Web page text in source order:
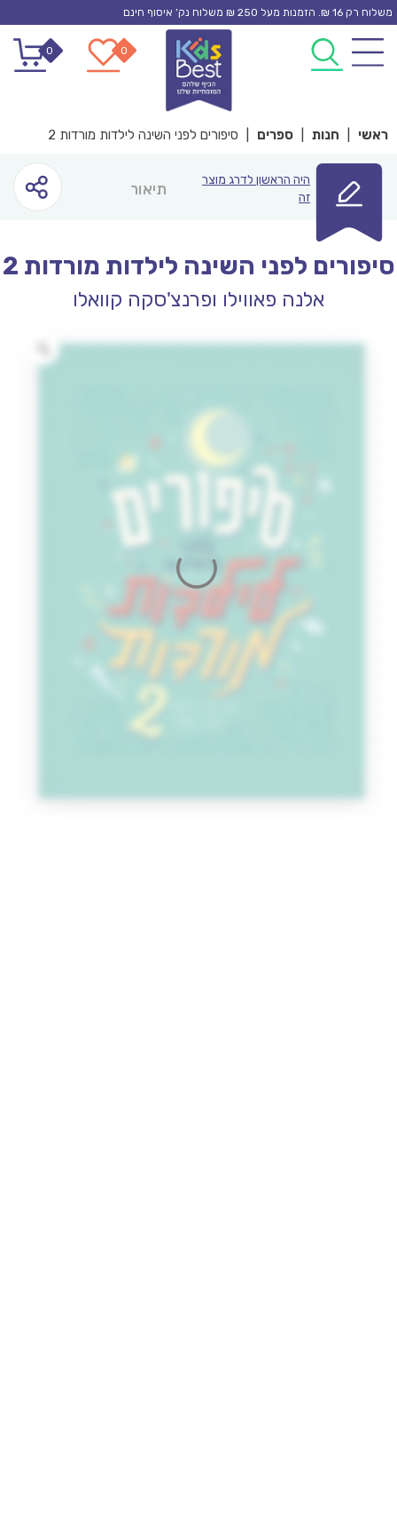
Skip
content
משלוח רק 16 ₪. הזמנות מעל 250 ₪ משלוח נק’ איסוף חינם
0
0
ראשי חנות ספרים סיפורים לפני השינה לילדות מורדות 2
היה הראשון לדרג מוצר
זה
תיאור
סיפורים לפני השינה לילדות מורדות 2
אלנה פאווילו ופרנצ'סקה קוואלו